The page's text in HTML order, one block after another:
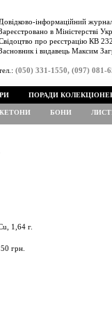
Довідково-інформаційний
в Міністерстві
про реєстрацію КВ
і видавець Максим
(050) 331-1550, (097) 081-
ПОРАДИ
БОНИ
1,64 г.